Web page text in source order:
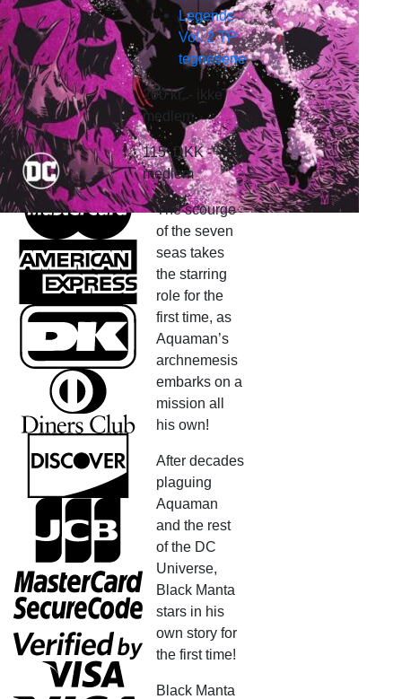
Ingen varer i kurven.
Kurv
Ingen varer i kurven.
200kr. - ikke
medlem
115DKK-
medlem
The scourge
of the seven
seas takes
the starring
role for the
first time, as
Aquaman’s
archnemesis
embarks on a
mission all
his own!
After decades
plaguing
Aquaman
and the rest
of the DC
Universe,
Black Manta
stars in his
own story for
the first time!
Black Manta